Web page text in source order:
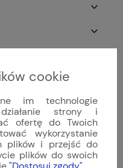
cookie
im technologie
strony i
ofertę do Twoich
wykorzystanie
plików i przejść do
plików do swoich